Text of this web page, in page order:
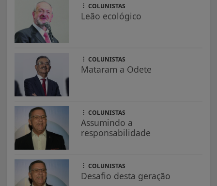
COLUNISTAS
Leão ecológico
COLUNISTAS
Mataram a Odete
COLUNISTAS
Assumindo a
responsabilidade
COLUNISTAS
Desafio desta geração